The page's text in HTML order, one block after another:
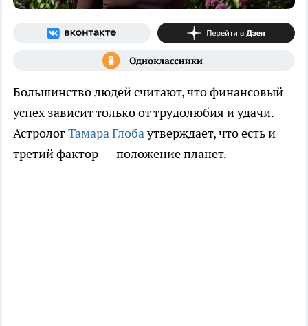
Большинство людей считают, что финансовый
успех зависит только от трудолюбия и удачи.
АстрологТамара Глобаутверждает, что есть и
третий фактор — положение планет.